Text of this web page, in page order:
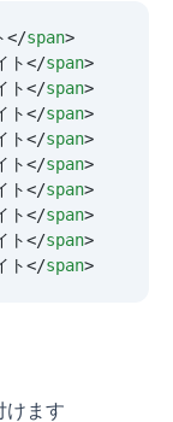
</span>
ト</span>
ト</span>
ト</span>
ト</span>
ト</span>
ト</span>
ト</span>
ト</span>
ト</span>
けます